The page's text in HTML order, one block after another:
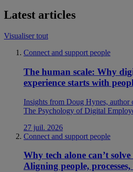
Latest articles
Visualiser tout
Connect and support people
The human scale: Why
experience starts with
Insights from Doug Hynes, author
The Psychology of Digital
27 juil. 2026
Connect and support people
Why tech alone can’t
Aligning people,